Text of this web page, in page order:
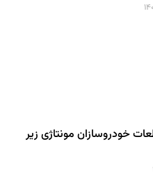
خودروسازان مونتاژی زیر